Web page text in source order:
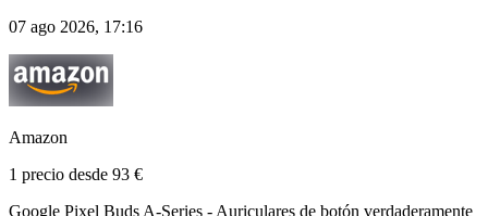
07 ago 2026, 17:16
Amazon
1 precio desde 93 €
Google Pixel Buds A-Series - Auriculares de botón verdaderamente